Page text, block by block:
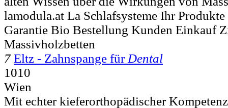
lamodula.at La Schlafsysteme Ihr
Garantie Bio Bestellung Kunden Einkauf
Massivholzbetten
7 Eltz - Zahnspange für Dental
1010
Wien
Mit echter kieferorthopädischer